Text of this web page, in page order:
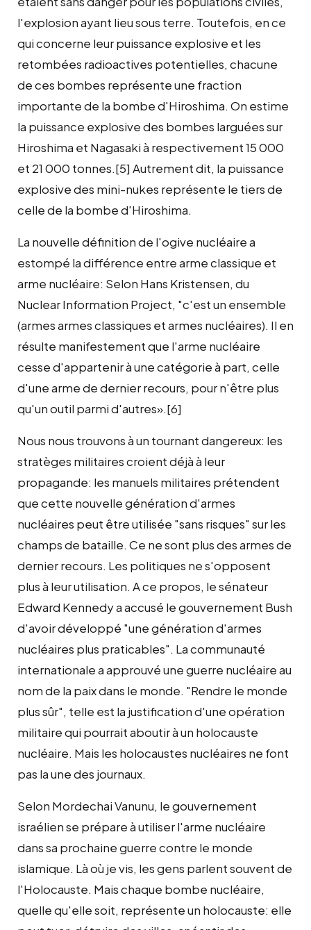
l'explosion ayant lieu sous terre. Toutefois, en ce
qui concerne leur puissance explosive et les
retombées radioactives potentielles, chacune
de ces bombes représente une fraction
importante de la bombe d'Hiroshima. On estime
la puissance explosive des bombes larguées sur
Hiroshima et Nagasaki à respectivement 15 000
et 21 000 tonnes.[5] Autrement dit, la puissance
explosive des mini-nukes représente le tiers de
celle de la bombe d'Hiroshima.
La nouvelle définition de l'ogive nucléaire a
estompé la différence entre arme classique et
arme nucléaire: Selon Hans Kristensen, du
Nuclear Information Project, "c'est un ensemble
(armes armes classiques et armes nucléaires). Il en
résulte manifestement que l'arme nucléaire
cesse d'appartenir à une catégorie à part, celle
d'une arme de dernier recours, pour n'être plus
qu'un outil parmi d'autres».[6]
Nous nous trouvons à un tournant dangereux: les
stratèges militaires croient déjà à leur
propagande: les manuels militaires prétendent
que cette nouvelle génération d'armes
nucléaires peut être utilisée "sans risques" sur les
champs de bataille. Ce ne sont plus des armes de
dernier recours. Les politiques ne s'opposent
plus à leur utilisation. A ce propos, le sénateur
Edward Kennedy a accusé le gouvernement Bush
d'avoir développé "une génération d'armes
nucléaires plus praticables". La communauté
internationale a approuvé une guerre nucléaire au
nom de la paix dans le monde. "Rendre le monde
plus sûr", telle est la justification d'une opération
militaire qui pourrait aboutir à un holocauste
nucléaire. Mais les holocaustes nucléaires ne font
pas la une des journaux.
Selon Mordechai Vanunu, le gouvernement
israélien se prépare à utiliser l'arme nucléaire
dans sa prochaine guerre contre le monde
islamique. Là où je vis, les gens parlent souvent de
l'Holocauste. Mais chaque bombe nucléaire,
quelle qu'elle soit, représente un holocauste: elle